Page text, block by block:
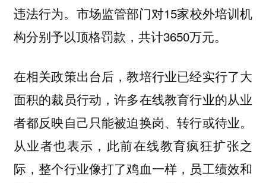
违法行为。市场监管部门对15家校外培训机
构分别予以顶格罚款，共计3650万元。
在相关政策出台后，教培行业已经实行了大
面积的裁员行动，许多在线教育行业的从业
者都反映自己只能被迫换岗、转行或待业。
从业者也表示，此前在线教育疯狂扩张之
际，整个行业像打了鸡血一样，员工绩效和